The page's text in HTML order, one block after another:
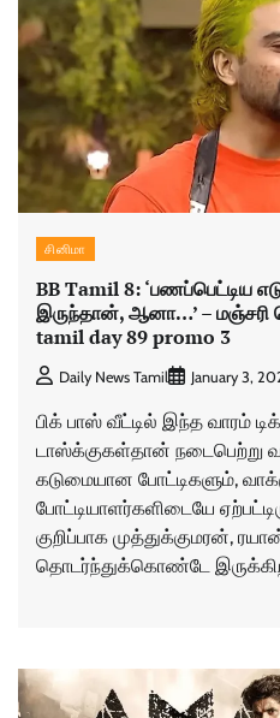
சினிமா
BB Tamil 8: ‘பணப்பெட்டிய
இருந்தான், ஆனா…’ –
tamil day 89 promo 3
Daily News Tamil January 3,
பிக் பாஸ் வீட்டில் இந்த வாரம்
டாஸ்க்குகள்தான் நடைபெற்று
கடுமையான போட்டிகளும்,
போட்டியாளர்களிடையே
குறிப்பாக முத்துக்குமரன்,
தொடர்ந்துக்கொண்டே